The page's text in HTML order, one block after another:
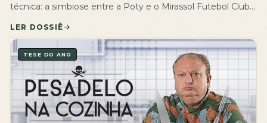
técnica: a simbiose entre a Poty e o Mirassol Futebol Clube.
camisa de futebol. Para mim, no comando da 7 Digital, é
uma obra-prima de Engenharia de Equity. Enquanto […]
LER DOSSIÊ
TESE DO ANO